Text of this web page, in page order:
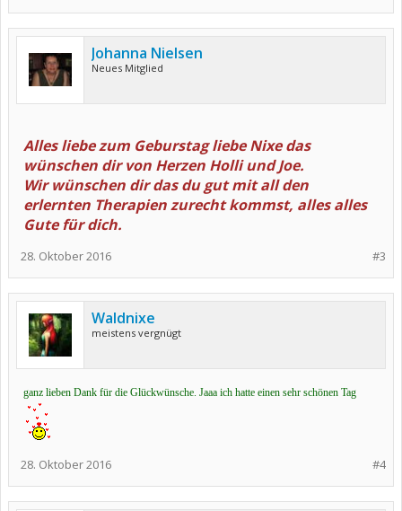
Johanna Nielsen
Neues Mitglied
Alles liebe zum Geburstag liebe Nixe das
wünschen dir von Herzen Holli und Joe.
Wir wünschen dir das du gut mit all den
erlernten Therapien zurecht kommst, alles alles
Gute für dich.
#3
28. Oktober 2016
Waldnixe
meistens vergnügt
ganz lieben Dank für die Glückwünsche. Jaaa ich hatte einen sehr schönen Tag
#4
28. Oktober 2016